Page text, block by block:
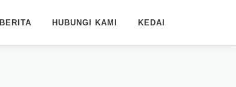
BERITA HUBUNGI KAMI KEDAI